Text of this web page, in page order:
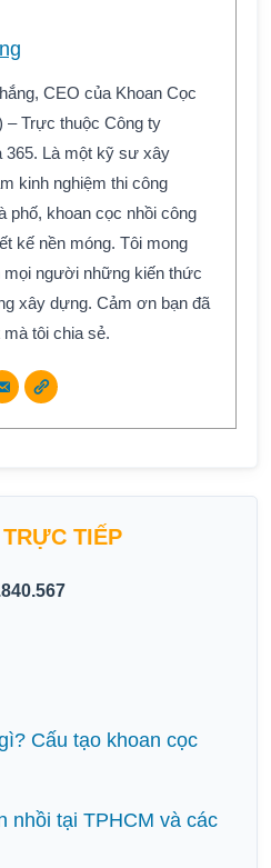
CEO của Khoan Cọc
– Trực thuộc Công ty
365. Là một kỹ sư xây
kinh nghiệm thi công
phố, khoan cọc nhồi công
kế nền móng. Tôi mong
mọi người những kiến thức
xây dựng. Cảm ơn bạn đã
tôi chia sẻ.
TIẾP
Cấu tạo khoan cọc
nhồi tại TPHCM và các